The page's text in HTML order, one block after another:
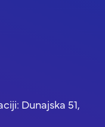
Dunajska 51,